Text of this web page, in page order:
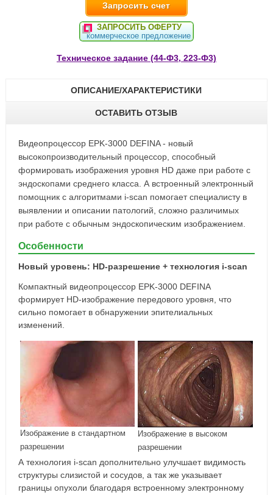
Запросить счет
ЗАПРОСИТЬ ОФЕРТУ
коммерческое предложение
Техническое задание (44-Ф3, 223-Ф3)
ОПИСАНИЕ/ХАРАКТЕРИСТИКИ
ОСТАВИТЬ ОТЗЫВ
Видеопроцессор EPK-3000 DEFINA - новый
высокопроизводительный процессор, способный
формировать изображения уровня HD даже при работе с
эндоскопами среднего класса. А встроенный электронный
помощник с алгоритмами i-scan помогает специалисту в
выявлении и описании патологий, сложно различимых
при работе с обычным эндоскопическим изображением.
Особенности
Новый уровень: HD-разрешение + технология i-scan
Компактный видеопроцессор EPK-3000 DEFINA
формирует HD-изображение передового уровня, что
сильно помогает в обнаружении эпителиальных
изменений.
Изображение в стандартном
разрешении
Изображение в высоком
разрешении
А технология i-scan дополнительно улучшает видимость
структуры слизистой и сосудов, а так же указывает
границы опухоли благодаря встроенному электронному